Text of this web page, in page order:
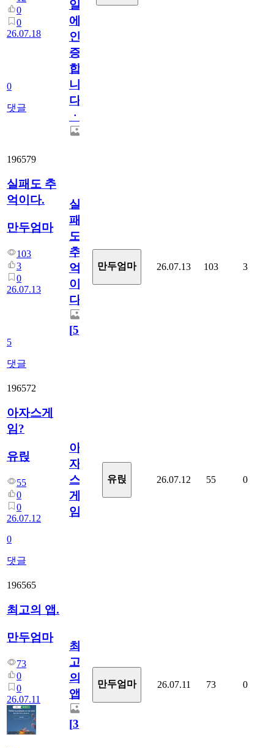
0
0
26.07.18
0
댓글
일
에
인
증
합
니
다
ㆍ
196579
실패도 추
억이다.
만두엄마
103
3
0
26.07.13
5
댓글
실
패
도
추
억
이
다.
[5]
만두엄마 26.07.13 103 3
196572
아자스게
임?
유릱
55
0
0
26.07.12
0
댓글
아
자
스
게
임?
유릱 26.07.12 55 0
196565
최고의 앱.
만두엄마
73
0
0
26.07.11
최
고
의
앱.
[3]
만두엄마 26.07.11 73 0